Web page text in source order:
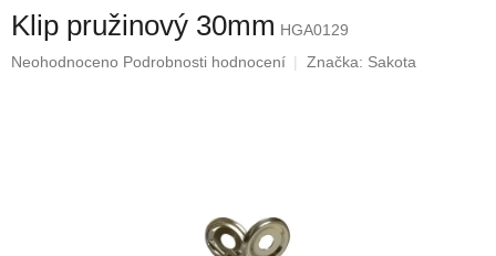
Klip pružinový 30mm HGA0129
Průměrné
Neohodnoceno Podrobnosti hodnocení Značka: Sakota